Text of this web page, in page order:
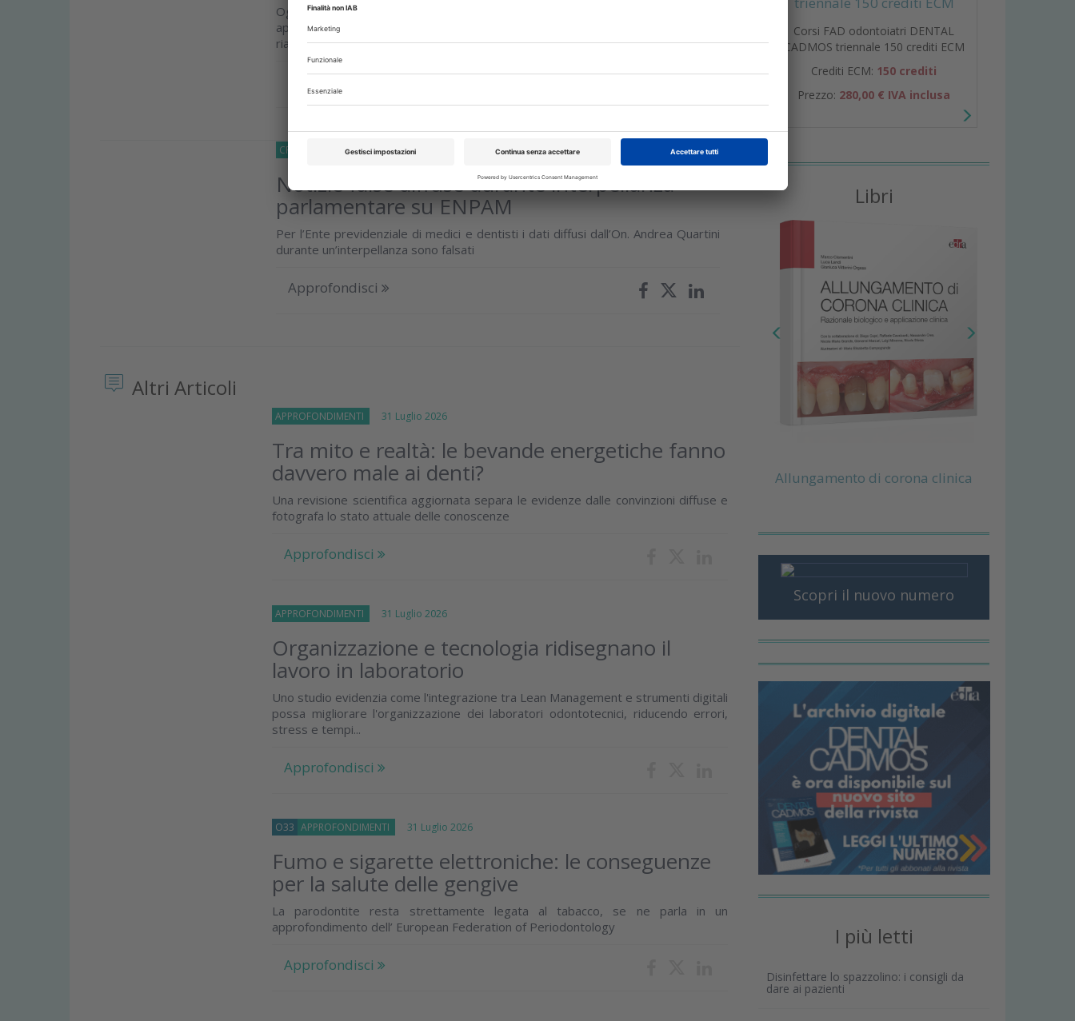
Ogni giorno medicina e odontoiatria fanno passi avanti sviluppando nuovi
approcci terapeutici e tecnologie che consentono di proporre ai pazienti
riabilitazioni sempre più veloci e...
CRONACA 27 Luglio 2026
Notizie false diffuse durante interpellanza
parlamentare su ENPAM
Per l’Ente previdenziale di medici e dentisti i dati diffusi dall’On. Andrea Quartini
durante un’interpellanza sono falsati
Approfondisci
Altri Articoli
APPROFONDIMENTI 31 Luglio 2026
Tra mito e realtà: le bevande energetiche fanno
davvero male ai denti?
Una revisione scientifica aggiornata separa le evidenze dalle convinzioni diffuse e
fotografa lo stato attuale delle conoscenze
Approfondisci
APPROFONDIMENTI 31 Luglio 2026
Organizzazione e tecnologia ridisegnano il
lavoro in laboratorio
Uno studio evidenzia come l'integrazione tra Lean Management e strumenti digitali
possa migliorare l'organizzazione dei laboratori odontotecnici, riducendo errori,
stress e tempi...
Approfondisci
O33 APPROFONDIMENTI 31 Luglio 2026
Fumo e sigarette elettroniche: le conseguenze
per la salute delle gengive
La parodontite resta strettamente legata al tabacco, se ne parla in un
approfondimento dell’ European Federation of Periodontology
Approfondisci
Corsi FAD odontoiatri DENTAL
CADMOS triennale 150 crediti ECM
Crediti ECM: 150 crediti
Prezzo: 280,00 € IVA inclusa
Libri
Allungamento di corona clinica
Scopri il nuovo numero
I più letti
Disinfettare lo spazzolino: i consigli da
dare ai pazienti